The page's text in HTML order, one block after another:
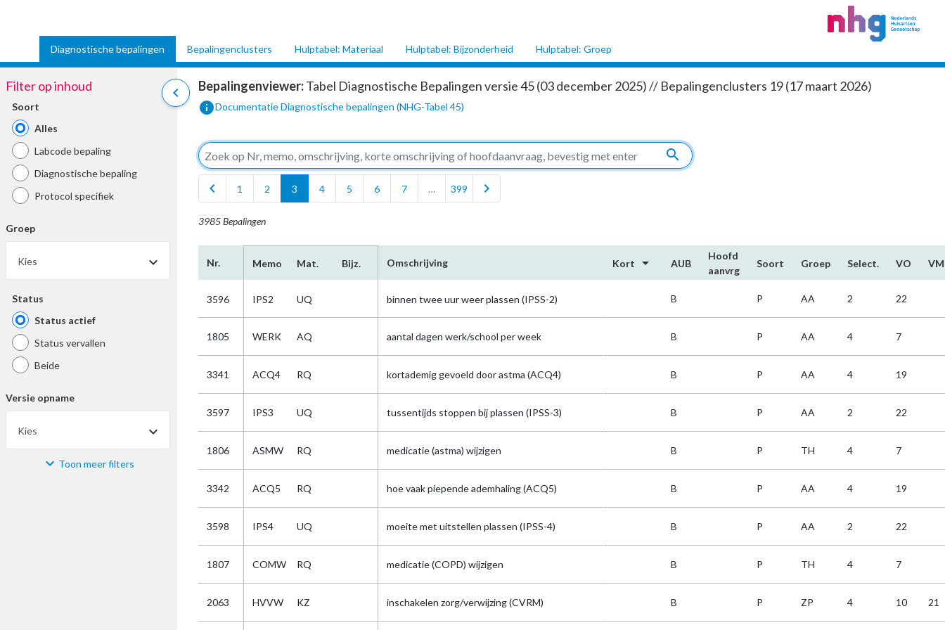
Diagnostische bepalingen Bepalingenclusters Hulptabel: Materiaal Hulptabel: Bijzonderheid Hulptabel: Groep
chevron_left
Filter op inhoud
Soort
Alles
Labcode bepaling
Diagnostische bepaling
Protocol specifiek
Groep
Kies
Status
Status actief
Status vervallen
Beide
Versie opname
Kies
Materiaal Toon meer filters
Bepalingenviewer:Tabel Diagnostische Bepalingen versie 45 (03 december 2025) // Bepalingenclusters 19 (17 maart 2026)
infoDocumentatie Diagnostische bepalingen (NHG-Tabel 45)
search
chevron_left
1 2 3 4 5 6 7 … 399 chevron_right
3985 Bepalingen
Nr. Memo Mat. Bijz. Omschrijving Kort arrow_drop_down AUB
Hoofd​
aanvrg
Soort Groep Select. VO VM
3596 IPS2 UQ binnen twee uur weer plassen (IPSS-2) B P AA 2 22
1805 WERK AQ aantal dagen werk/school per week B P AA 4 7
3341 ACQ4 RQ kortademig gevoeld door astma (ACQ4) B P AA 4 19
3597 IPS3 UQ tussentijds stoppen bij plassen (IPSS-3) B P AA 2 22
1806 ASMW RQ medicatie (astma) wijzigen B P TH 4 7
3342 ACQ5 RQ hoe vaak piepende ademhaling (ACQ5) B P AA 4 19
3598 IPS4 UQ moeite met uitstellen plassen (IPSS-4) B P AA 2 22
1807 COMW RQ medicatie (COPD) wijzigen B P TH 4 7
2063 HVVW KZ inschakelen zorg/verwijzing (CVRM) B P ZP 4 10 21